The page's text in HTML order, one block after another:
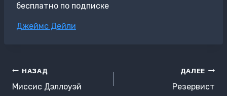
бесплатно по подписке
Метки
Джеймс Дейли
Навигация
по
НАЗАД
Миссис Дэллоуэй
ДАЛЕЕ
Резервист